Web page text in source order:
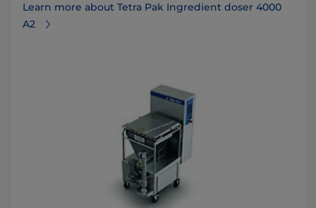
Learn more about Tetra Pak Ingredient doser 4000
A2